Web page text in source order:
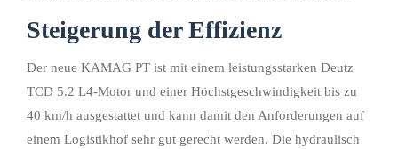
Steigerung der Effizienz
Der neue KAMAG PT ist mit einem leistungsstarken Deutz
TCD 5.2 L4-Motor und einer Höchstgeschwindigkeit bis zu
40 km/h ausgestattet und kann damit den Anforderungen auf
einem Logistikhof sehr gut gerecht werden. Die hydraulisch